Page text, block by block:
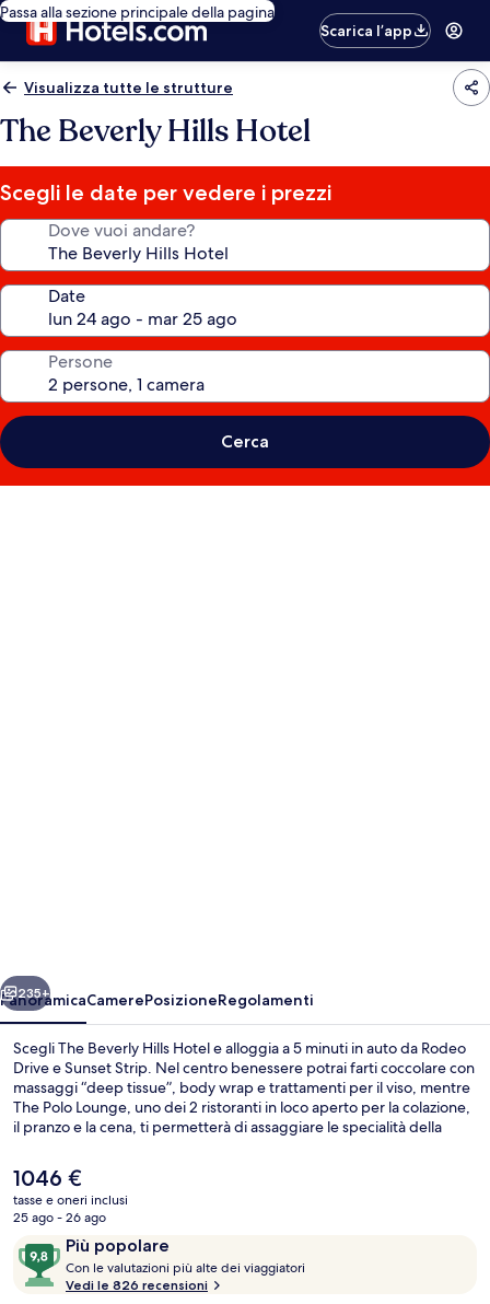
Passa alla sezione principale della pagina
Scarica l’app
Visualizza tutte le strutture
The Beverly Hills Hotel
Scegli le date per vedere i prezzi
Dove vuoi andare?
Date
Persone
Cerca
Avanti
235+
PanoramicaCamerePosizioneRegolamenti
Scegli The Beverly Hills Hotel e alloggia a 5 minuti in auto da Rodeo
Drive e Sunset Strip. Nel centro benessere potrai farti coccolare con
massaggi “deep tissue”, body wrap e trattamenti per il viso, mentre
The Polo Lounge, uno dei 2 ristoranti in loco aperto per la colazione,
il pranzo e la cena, ti permetterà di assaggiare le specialità della
una piscina all'aperto, un bar a bordo piscina e una palestra aperta
giorno e notte. Altri viaggiatori apprezzano il personale gentile della
struttura.
Il
prezzo
attuale
1046 €
1046 €
tasse e oneri inclusi
25 ago - 26 ago
RecensioniPiù popolare
9,8
su
10,
Con le valutazioni più alte dei viaggiatori
Vedi le 826 recensioni